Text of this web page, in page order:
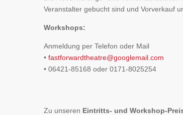
Veranstalter gebucht sind und Vorverkauf
Workshops:
Anmeldung per Telefon oder Mail
• fastforwardtheatre@googlemail.com
• 06421-85168 oder 0171-8025254
Zu unseren Eintritts- und Workshop-